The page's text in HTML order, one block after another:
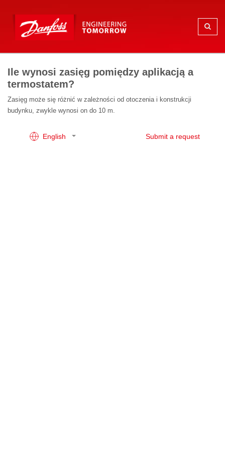
Ile wynosi zasięg pomiędzy aplikacją a
termostatem?
Zasięg może się różnić w zależności od otoczenia i konstrukcji
budynku, zwykle wynosi on do 10 m.
English Submit a request